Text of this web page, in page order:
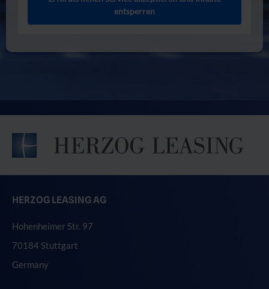
entsperren
HERZOG LEASING AG
Hohenheimer Str. 97
70184 Stuttgart
Germany